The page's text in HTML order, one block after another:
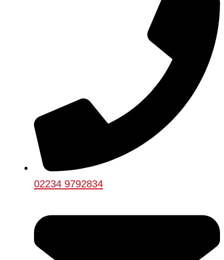
02234 9792834